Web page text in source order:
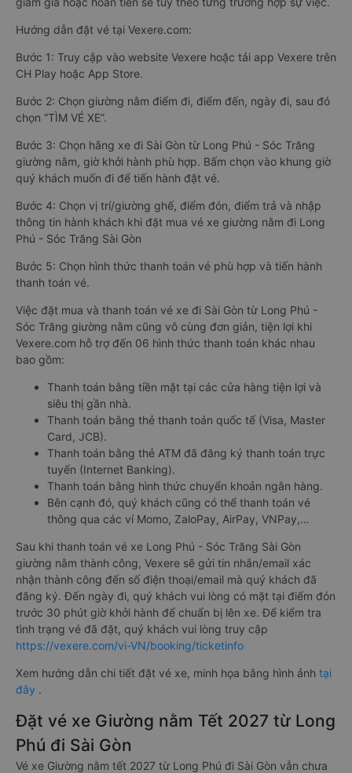
Hướng dẫn đặt vé tại Vexere.com:
Bước 1: Truy cập vào website Vexere hoặc tải app Vexere trên
CH Play hoặc App Store.
Bước 2: Chọn giường nằm điểm đi, điểm đến, ngày đi, sau đó
chọn “TÌM VÉ XE”.
Bước 3: Chọn hãng xe đi Sài Gòn từ Long Phú - Sóc Trăng
giường nằm, giờ khởi hành phù hợp. Bấm chọn vào khung giờ
quý khách muốn đi để tiến hành đặt vé.
Bước 4: Chọn vị trí/giường ghế, điểm đón, điểm trả và nhập
thông tin hành khách khi đặt mua vé xe giường nằm đi Long
Phú - Sóc Trăng Sài Gòn
Bước 5: Chọn hình thức thanh toán vé phù hợp và tiến hành
thanh toán vé.
Việc đặt mua và thanh toán vé xe đi Sài Gòn từ Long Phú -
Sóc Trăng giường nằm cũng vô cùng đơn giản, tiện lợi khi
Vexere.com hỗ trợ đến 06 hình thức thanh toán khác nhau
bao gồm:
Thanh toán bằng tiền mặt tại các cửa hàng tiện lợi và
siêu thị gần nhà.
Thanh toán bằng thẻ thanh toán quốc tế (Visa, Master
Card, JCB).
Thanh toán bằng thẻ ATM đã đăng ký thanh toán trực
tuyến (Internet Banking).
Thanh toán bằng hình thức chuyển khoản ngân hàng.
Bên cạnh đó, quý khách cũng có thể thanh toán vé
thông qua các ví Momo, ZaloPay, AirPay, VNPay,…
Sau khi thanh toán vé xe Long Phú - Sóc Trăng Sài Gòn
giường nằm thành công, Vexere sẽ gửi tin nhắn/email xác
nhận thành công đến số điện thoại/email mà quý khách đã
đăng ký. Đến ngày đi, quý khách vui lòng có mặt tại điểm đón
trước 30 phút giờ khởi hành để chuẩn bị lên xe. Để kiểm tra
tình trạng vé đã đặt, quý khách vui lòng truy cập
https://vexere.com/vi-VN/booking/ticketinfo
Xem hướng dẫn chi tiết đặt vé xe, minh họa bằng hình ảnh tại
đây .
Đặt vé xe Giường nằm Tết 2027 từ Long
Phú đi Sài Gòn
Vé xe Giường nằm tết 2027 từ Long Phú đi Sài Gòn vẫn chưa